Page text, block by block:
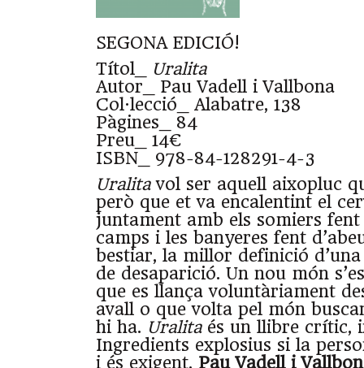
SEGONA EDICIÓ!
Títol_
Uralita
Autor_ Pau Vadell i Vallbona
Col·lecció_ Alabatre, 138
Pàgines_ 84
Preu_ 14€
ISBN_ 978-84-128291-4-3
Uralitavol ser aquell aixopluc
però que et va encalentint el
juntament amb els somiers
camps i les banyeres fent
bestiar, la millor definició
de desaparició. Un nou món
que es llança voluntàriament
avall o que volta pel món
hi ha. Uralitaés un llibre crític,
Ingredients explosius si la
i és exigent. Pau Vadell i